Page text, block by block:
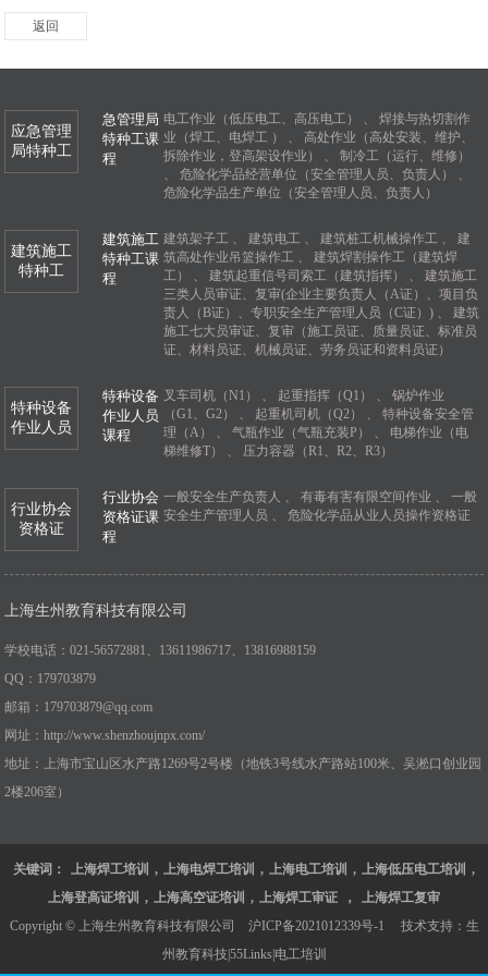
返回
应急管理
局特种工
急管理局
特种工课
程
电工作业（低压电工、高压电工） 、
焊接与热切割作
业（焊工、电焊工 ）
、
高处作业（高处安装、维护、
拆除作业，登高架设作业）
、
制冷工（运行、维修）
、
危险化学品经营单位（安全管理人员、负责人）
、
危险化学品生产单位（安全管理人员、负责人）
建筑施工
特种工
建筑施工
特种工课
程
建筑架子工 、 建筑电工 、 建筑桩工机械操作工 、
建
筑高处作业吊篮操作工 、
建筑焊割操作工（建筑焊
工）
、 建筑起重信号司索工（建筑指挥） 、
建筑施工
三类人员审证、复审(企业主要负责人（A证）、项目负
责人（B证）、专职安全生产管理人员（C证）‌) 、
建筑
施工七大员审证、复审（施工员证、质量员证、标准员
证、材料员证、机械员证、劳务员证和资料员证）
特种设备
作业人员
特种设备
作业人员
课程
叉车司机（N1） 、 起重指挥（Q1） 、
锅炉作业
（G1、G2）
、 起重机司机（Q2） 、
特种设备安全管
理（A）
、 气瓶作业（气瓶充装P） 、
电梯作业（电
梯维修T）
、 压力容器（R1、R2、R3）
行业协会
资格证
行业协会
资格证课
程
一般安全生产负责人 、 有毒有害有限空间作业 、
一般
安全生产管理人员 、 危险化学品从业人员操作资格证
上海生州教育科技有限公司
学校电话：021-56572881、13611986717、13816988159
QQ：179703879
邮箱：179703879@qq.com
网址：http://www.shenzhoujnpx.com/
地址：上海市宝山区水产路1269号2号楼（地铁3号线水产路站100米、吴淞口创业园
2楼206室）
关键词： 上海焊工培训 , 上海电焊工培训 , 上海电工培训 , 上海低压电工培训 ,
上海登高证培训 , 上海高空证培训 , 上海焊工审证 ，
上海焊工复审
Copyright © 上海生州教育科技有限公司 沪ICP备2021012339号-1 技术支持： 生
州教育科技|55Links|电工培训